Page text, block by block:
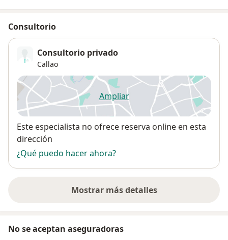
Consultorio
Consultorio privado
Callao
Ampliarse abre en una nueva
Disponibilidad
Este especialista no ofrece reserva online en esta
dirección
¿Qué puedo hacer ahora?
Mostrar más detalles
sobre la dirección
No se aceptan aseguradoras